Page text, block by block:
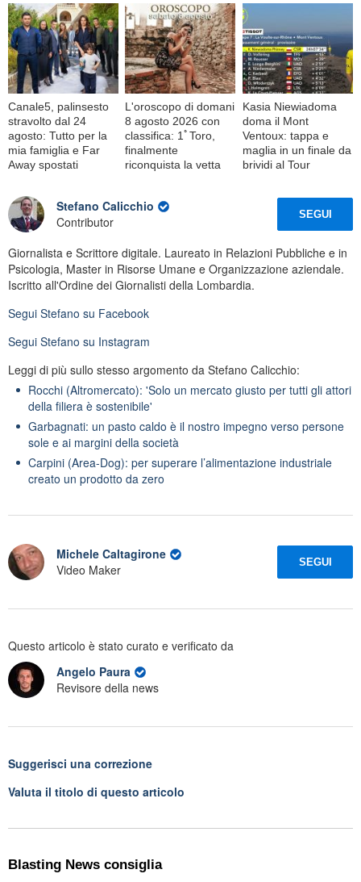
Canale5, palinsesto
stravolto dal 24
agosto: Tutto per la
mia famiglia e Far
Away spostati
L'oroscopo di domani
8 agosto 2026 con
classifica: 1ﾟToro,
finalmente
riconquista la vetta
Kasia Niewiadoma
doma il Mont
Ventoux: tappa e
maglia in un finale da
brividi al Tour
Stefano Calicchio
Contributor
SEGUI
Giornalista e Scrittore digitale. Laureato in Relazioni Pubbliche e in
Psicologia, Master in Risorse Umane e Organizzazione aziendale.
Iscritto all'Ordine dei Giornalisti della Lombardia.
Segui Stefano su Facebook
Segui Stefano su Instagram
Leggi di più sullo stesso argomento da Stefano Calicchio:
Rocchi (Altromercato): 'Solo un mercato giusto per tutti gli attori
della filiera è sostenibile'
Garbagnati: un pasto caldo è il nostro impegno verso persone
sole e ai margini della società
Carpini (Area-Dog): per superare l’alimentazione industriale
creato un prodotto da zero
Michele Caltagirone
Video Maker
SEGUI
Questo articolo è stato curato e verificato da
Angelo Paura
Revisore della news
Suggerisci una correzione
Valuta il titolo di questo articolo
Blasting News consiglia